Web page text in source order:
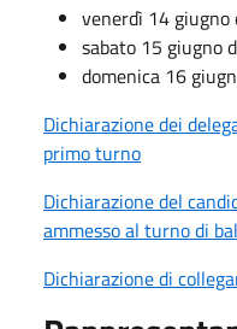
venerdì 14 giugno
sabato 15 giugno
domenica 16
Dichiarazione dei
primo turno
Dichiarazione del
ammesso al turno di
Dichiarazione di